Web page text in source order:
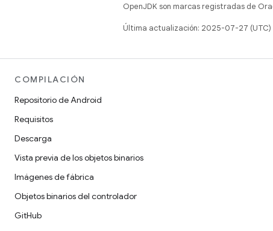
OpenJDK son marcas registradas de
Última actualización: 2025-07-27 (UTC)
COMPILACIÓN
Repositorio de Android
Requisitos
Descarga
Vista previa de los objetos binarios
Imágenes de fábrica
Objetos binarios del controlador
GitHub